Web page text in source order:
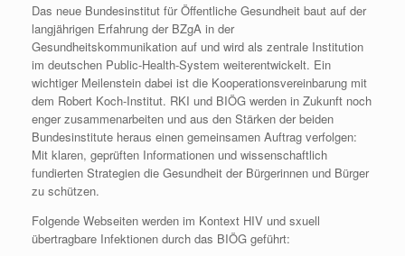
Das neue Bundesinstitut für Öffentliche Gesundheit baut auf der
langjährigen Erfahrung der BZgA in der
Gesundheitskommunikation auf und wird als zentrale Institution
im deutschen Public-Health-System weiterentwickelt. Ein
wichtiger Meilenstein dabei ist die Kooperationsvereinbarung mit
dem Robert Koch-Institut. RKI und BIÖG werden in Zukunft noch
enger zusammenarbeiten und aus den Stärken der beiden
Bundesinstitute heraus einen gemeinsamen Auftrag verfolgen:
Mit klaren, geprüften Informationen und wissenschaftlich
fundierten Strategien die Gesundheit der Bürgerinnen und Bürger
zu schützen.
Folgende Webseiten werden im Kontext HIV und sxuell
übertragbare Infektionen durch das BIÖG geführt: